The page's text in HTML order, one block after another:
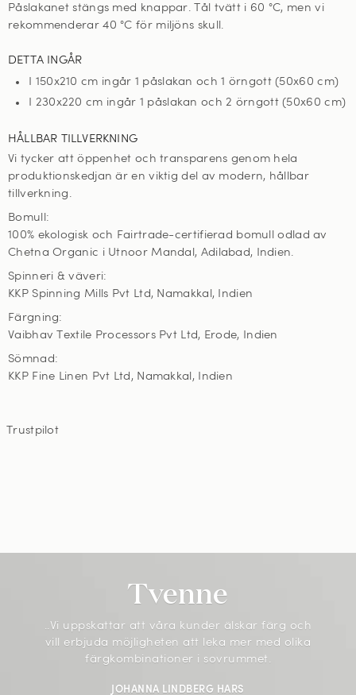
Påslakanet stängs med knappar. Tål tvätt i 60 °C, men vi
rekommenderar 40 °C för miljöns skull .
DETTA INGÅR
I 150x210 cm ingår 1 påslakan och 1 örngott (50x60 cm)
I 230x220 cm ingår 1 påslakan och 2 örngott (50x60 cm)
HÅLLBAR TILLVERKNING
Vi tycker att öppenhet och transparens genom hela
produktionskedjan är en viktig del av modern, hållbar
tillverkning.
Bomull:
100% ekologisk och Fairtrade-certifierad bomull odlad av
Chetna Organic i Utnoor Mandal, Adilabad, Indien.
Spinneri & väveri:
KKP Spinning Mills Pvt Ltd, Namakkal, Indien
Färgning:
Vaibhav Textile Processors Pvt Ltd, Erode, Indien
Sömnad:
KKP Fine Linen Pvt Ltd, Namakkal, Indien
Trustpilot
Tvenne
..Vi uppskattar att våra kunder älskar färg och
vill erbjuda möjligheten att leka mer med olika
färgkombinationer i sovrummet.
JOHANNA LINDBERG HARS